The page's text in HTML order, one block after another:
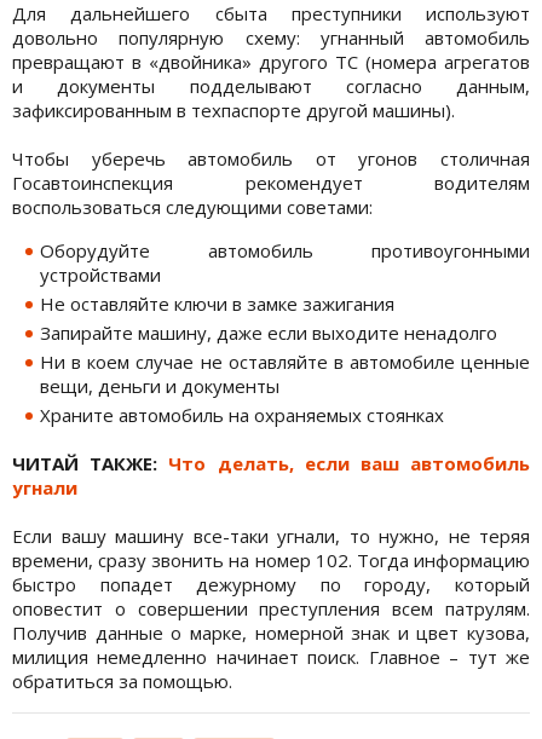
Для дальнейшего сбыта преступники используют
довольно популярную схему: угнанный автомобиль
превращают в «двойника» другого ТС (номера агрегатов
и документы подделывают согласно данным,
зафиксированным в техпаспорте другой машины).
Чтобы уберечь автомобиль от угонов столичная
Госавтоинспекция рекомендует водителям
воспользоваться следующими советами:
Оборудуйте автомобиль противоугонными
устройствами
Не оставляйте ключи в замке зажигания
Запирайте машину, даже если выходите ненадолго
Ни в коем случае не оставляйте в автомобиле ценные
вещи, деньги и документы
Храните автомобиль на охраняемых стоянках
ЧИТАЙ ТАКЖЕ: Что делать, если ваш автомобиль
угнали
Если вашу машину все-таки угнали, то нужно, не теряя
времени, сразу звонить на номер 102. Тогда информацию
быстро попадет дежурному по городу, который
оповестит о совершении преступления всем патрулям.
Получив данные о марке, номерной знак и цвет кузова,
милиция немедленно начинает поиск. Главное – тут же
обратиться за помощью.